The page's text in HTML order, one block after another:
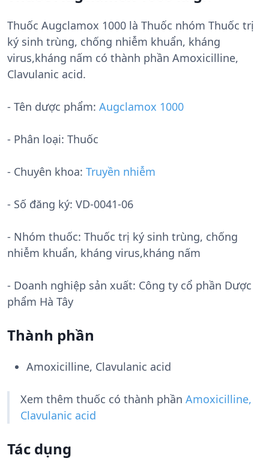
Thuốc Augclamox 1000 là Thuốc nhóm Thuốc trị
ký sinh trùng, chống nhiễm khuẩn, kháng
virus,kháng nấm có thành phần Amoxicilline,
Clavulanic acid.
- Tên dược phẩm: Augclamox 1000
- Phân loại: Thuốc
- Chuyên khoa: Truyền nhiễm
- Số đăng ký: VD-0041-06
- Nhóm thuốc: Thuốc trị ký sinh trùng, chống
nhiễm khuẩn, kháng virus,kháng nấm
- Doanh nghiệp sản xuất: Công ty cổ phần Dược
phẩm Hà Tây
Thành phần
Amoxicilline, Clavulanic acid
Xem thêm thuốc có thành phần Amoxicilline,
Clavulanic acid
Tác dụng